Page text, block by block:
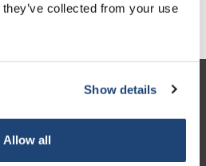
collected from your use
Show details
Allow all